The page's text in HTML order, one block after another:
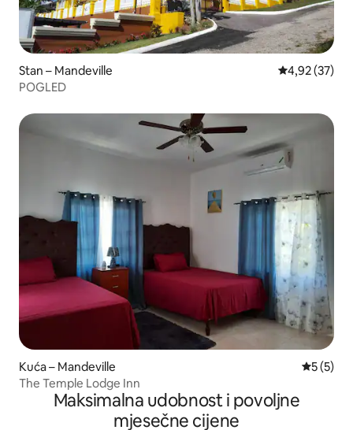
Stan – Mandeville Prosječna
4,92 (37)
POGLED
Kuća – Mandeville
5 (5)
The Temple Lodge Inn
Maksimalna udobnost i povoljne
mjesečne cijene